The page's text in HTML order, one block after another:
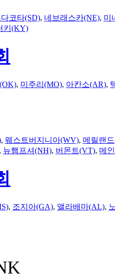
코타(SD), 네브래스카(NE), 미
키(KY)
, 미주리(MO), 아칸소(AR),
, 웨스트버지니아(WV), 메릴랜
, 뉴햄프셔(NH), 버몬트(VT), 메
, 조지아(GA), 앨라배마(AL),